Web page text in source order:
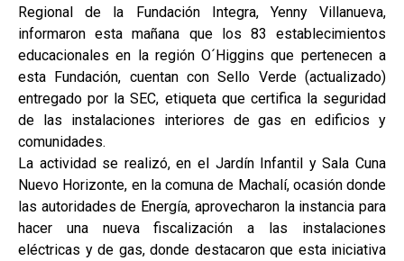
Regional de la Fundación Integra, Yenny Villanueva,
informaron esta mañana que los 83 establecimientos
educacionales en la región O´Higgins que pertenecen a
esta Fundación, cuentan con Sello Verde (actualizado)
entregado por la SEC, etiqueta que certifica la seguridad
de las instalaciones interiores de gas en edificios y
comunidades.
La actividad se realizó, en el Jardín Infantil y Sala Cuna
Nuevo Horizonte, en la comuna de Machalí, ocasión donde
las autoridades de Energía, aprovecharon la instancia para
hacer una nueva fiscalización a las instalaciones
eléctricas y de gas, donde destacaron que esta iniciativa